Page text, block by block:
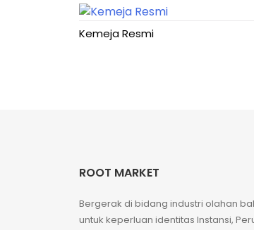
Kemeja Resmi
ROOT MARKET
Bergerak di bidang industri olahan
untuk keperluan identitas Instansi,